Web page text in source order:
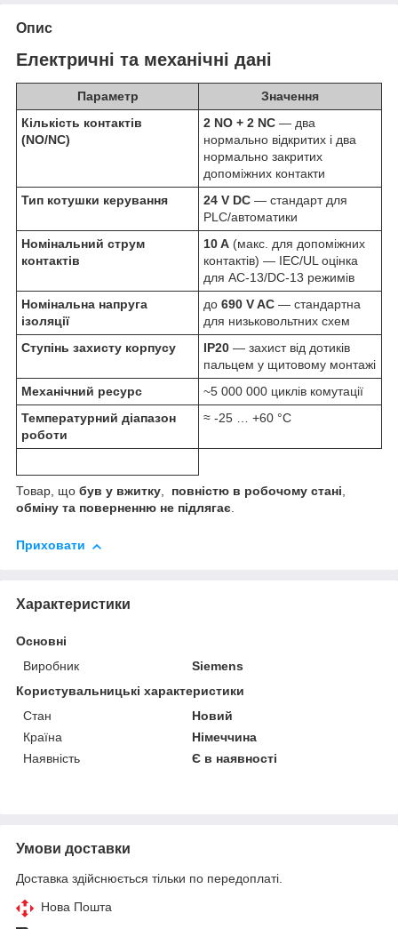
Опис
Електричні та механічні дані
Параметр
Значення
Кількість контактів
(NO/NC)
2 NO + 2 NC — два
нормально відкритих і два
нормально закритих
допоміжних контакти
Тип котушки керування
24 V DC — стандарт для
PLC/автоматики
Номінальний струм
контактів
10 A (макс. для допоміжних
контактів) — IEC/UL оцінка
для AC-13/DC-13 режимів
Номінальна напруга
ізоляції
до 690 V AC — стандартна
для низьковольтних схем
Ступінь захисту корпусу
IP20 — захист від дотиків
пальцем у щитовому монтажі
Механічний ресурс
~5 000 000 циклів комутації
Температурний діапазон
роботи
≈ -25 … +60 °C
Товар, що був у вжитку, повністю в робочому стані,
обміну та поверненню не підлягає.
Приховати
Характеристики
Основні
Виробник
Siemens
Користувальницькі характеристики
Стан
Новий
Країна
Німеччина
Наявність
Є в наявності
Умови доставки
Доставка здійснюється тільки по передоплаті.
Нова Пошта